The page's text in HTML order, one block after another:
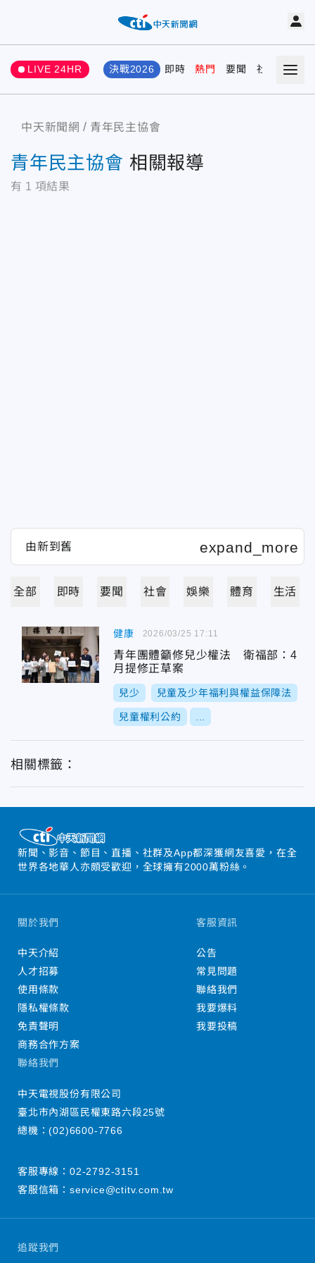
LIVE 24HR 決戰2026 即時 熱門 要聞 社會 娛樂
中天新聞網 青年民主協會
青年民主協會 相關報導
有 1 項結果
全部 即時 要聞 社會 娛樂 體育 生活
健康
青年團體籲修兒少權法 衛福部：4
月提修正草案
兒少 兒童及少年福利與權益保障法
兒童權利公約
2026/03/25 17:11
相關標籤：
新聞、影音、節目、直播、社群及App都深獲網友喜愛，在全
世界各地華人亦頗受歡迎，全球擁有2000萬粉絲。
追蹤我們
關於我們
中天介紹
人才招募
使用條款
隱私權條款
免責聲明
商務合作方案
客服資訊
公告
常見問題
聯絡我們
我要爆料
我要投稿
聯絡我們
中天電視股份有限公司
臺北市內湖區民權東路六段25號
總機：(02)6600-7766
客服專線： 02-2792-3151
客服信箱： service@ctitv.com.tw